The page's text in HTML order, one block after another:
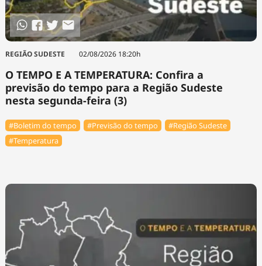
REGIÃO SUDESTE 02/08/2026 18:20h
O TEMPO E A TEMPERATURA: Confira a
previsão do tempo para a Região Sudeste
nesta segunda-feira (3)
#Boletim do tempo #Previsão do tempo
#Região Sudeste
#Temperatura